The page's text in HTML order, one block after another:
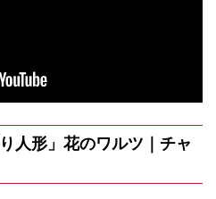
人形」花のワルツ｜チャ